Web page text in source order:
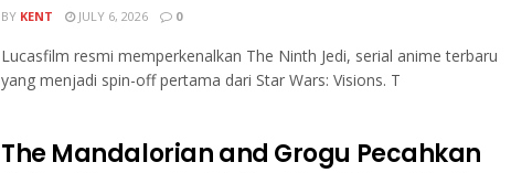
BY KENT JULY 6, 2026 0
Lucasfilm resmi memperkenalkan The Ninth Jedi, serial anime terbaru
yang menjadi spin-off pertama dari Star Wars: Visions. T
The Mandalorian and Grogu Pecahkan